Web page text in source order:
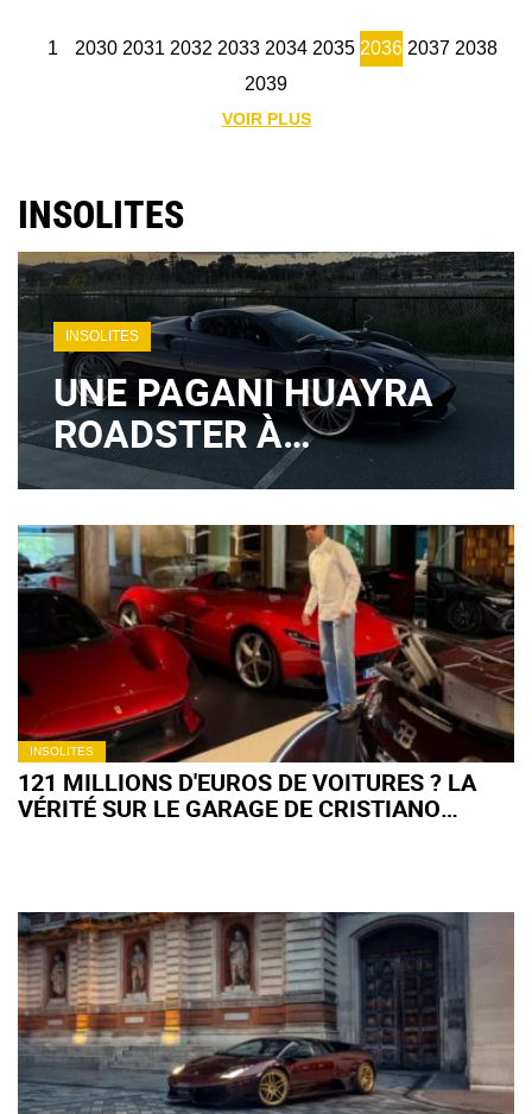
1 2030 2031 2032 2033 2034 2035 2036 2037 2038
2039
VOIR PLUS
INSOLITES
INSOLITES
UNE PAGANI HUAYRA
ROADSTER À
PLUSIEURS MILLIONS
D'EUROS APPARAÎT À
52 000 € SUR
FACEBOOK
MARKETPLACE
INSOLITES
121 MILLIONS D'EUROS DE VOITURES ? LA
VÉRITÉ SUR LE GARAGE DE CRISTIANO